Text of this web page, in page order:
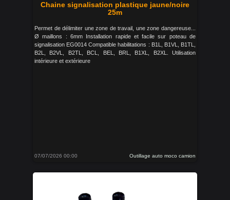
Chaine signalisation plastique jaune/noire
25m
Permet de délimiter une zone de travail, une zone dangereuse...
Ø maillons : 6mm Installation rapide et facile sur poteau de
signalisation EG0014 Compatible habilitations : B1L, B1VL, B1TL,
B2L, B2VL, B2TL, BCL, BEL, BRL, B1XL, B2XL. Utilisation
intérieure et extérieure
07/07/2026 00:00 Outillage auto moco camion